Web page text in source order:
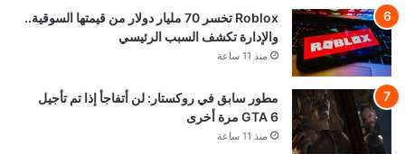
Roblox تخسر 70 مليار دولار من قيمتها السوقية..
والإدارة تكشف السبب الرئيسي
منذ 11 ساعة
مطور سابق في روكستار: لن أتفاجأ إذا تم تأجيل
GTA 6 مرة أخرى
منذ 11 ساعة